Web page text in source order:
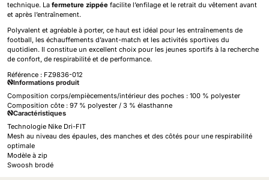
technique. La fermeture zippée facilite l’enfilage et le retrait du vêtement avant
et après l’entraînement.
Polyvalent et agréable à porter, ce haut est idéal pour les entraînements de
football, les échauffements d’avant-match et les activités sportives du
quotidien. Il constitue un excellent choix pour les jeunes sportifs à la recherche
de confort, de respirabilité et de performance.
Référence : FZ9836-012
Informations produit
Composition corps/empiècements/intérieur des poches : 100 % polyester
Composition côte : 97 % polyester / 3 % élasthanne
Caractéristiques
Technologie Nike Dri-FIT
Mesh au niveau des épaules, des manches et des côtés pour une respirabilité
optimale
Modèle à zip
Swoosh brodé